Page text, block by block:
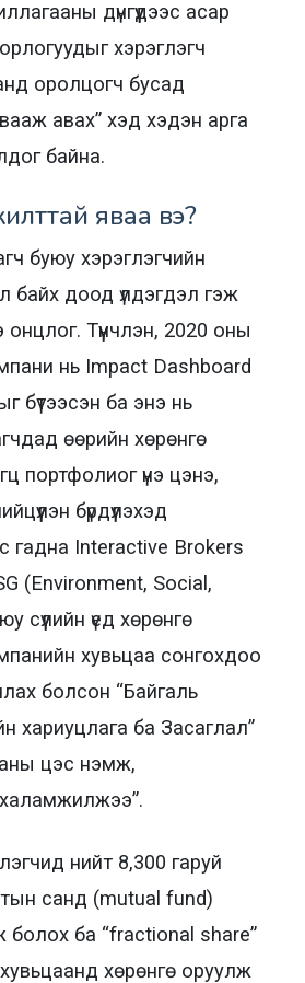
дүнгүүдээс асар
хэрэглэгч
оролцогч бусад
авах” хэд хэдэн арга
байна.
яваа вэ?
буюу хэрэглэгчийн
байх доод үлдэгдэл гэж
онцлог. Түүнчлэн, 2020 оны
нь Impact Dashboard
бүтээсэн ба энэ нь
өөрийн хөрөнгө
портфолиог үнэ цэнэ,
бүрдүүлэхэд
гадна Interactive Brokers
(Environment, Social,
сүүлийн үед хөрөнгө
хувьцаа сонгохдоо
болсон “Байгаль
хариуцлага ба Засаглал”
цэс нэмж,
нийт 8,300 гаруй
санд (mutual fund)
болох ба “fractional share”
хөрөнгө оруулж